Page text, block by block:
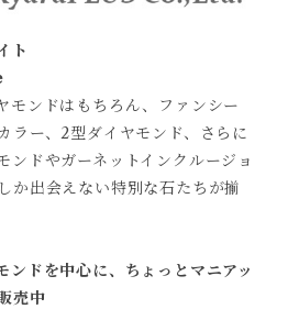
ト
モンドはもちろん、ファンシー
ラー、2型ダイヤモンド、さらに
ンドやガーネットインクルージョ
か出会えない特別な石たちが揃
ンドを中心に、ちょっとマニアッ
売中